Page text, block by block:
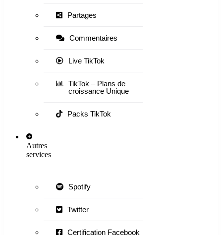
Partages
Commentaires
Live TikTok
TikTok – Plans de
croissance Unique
Packs TikTok
Autres
services
Spotify
Twitter
Certification Facebook